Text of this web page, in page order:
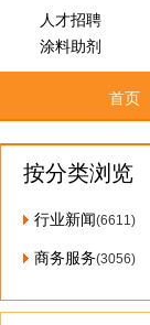
人才招聘
涂料助剂
首页
按分类浏览
行业新闻(6611)
商务服务(3056)